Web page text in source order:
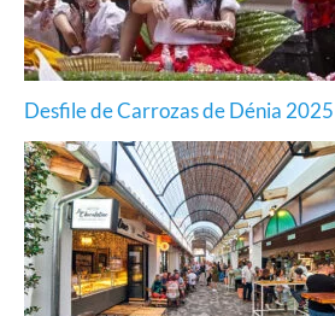
Desfile de Carrozas de Dénia 2025